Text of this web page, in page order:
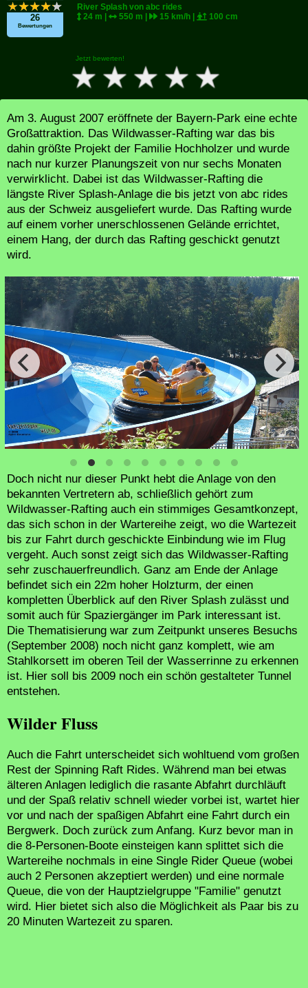
26
Bewertungen
River Splash von abc rides
24 m |
550 m | 15 km/h | 100 cm
Jetzt bewerten!
Am 3. August 2007 eröffnete der Bayern-Park eine echte
Großattraktion. Das Wildwasser-Rafting war das bis
dahin größte Projekt der Familie Hochholzer und wurde
nach nur kurzer Planungszeit von nur sechs Monaten
verwirklicht. Dabei ist das Wildwasser-Rafting die
längste River Splash-Anlage die bis jetzt von abc rides
aus der Schweiz ausgeliefert wurde. Das Rafting wurde
auf einem vorher unerschlossenen Gelände errichtet,
einem Hang, der durch das Rafting geschickt genutzt
wird.
Doch nicht nur dieser Punkt hebt die Anlage von den
bekannten Vertretern ab, schließlich gehört zum
Wildwasser-Rafting auch ein stimmiges Gesamtkonzept,
das sich schon in der Wartereihe zeigt, wo die Wartezeit
bis zur Fahrt durch geschickte Einbindung wie im Flug
vergeht. Auch sonst zeigt sich das Wildwasser-Rafting
sehr zuschauerfreundlich. Ganz am Ende der Anlage
befindet sich ein 22m hoher Holzturm, der einen
kompletten Überblick auf den River Splash zulässt und
somit auch für Spaziergänger im Park interessant ist.
Die Thematisierung war zum Zeitpunkt unseres Besuchs
(September 2008) noch nicht ganz komplett, wie am
Stahlkorsett im oberen Teil der Wasserrinne zu erkennen
ist. Hier soll bis 2009 noch ein schön gestalteter Tunnel
entstehen.
Wilder Fluss
Auch die Fahrt unterscheidet sich wohltuend vom großen
Rest der Spinning Raft Rides. Während man bei etwas
älteren Anlagen lediglich die rasante Abfahrt durchläuft
und der Spaß relativ schnell wieder vorbei ist, wartet hier
vor und nach der spaßigen Abfahrt eine Fahrt durch ein
Bergwerk. Doch zurück zum Anfang. Kurz bevor man in
die 8-Personen-Boote einsteigen kann splittet sich die
Wartereihe nochmals in eine Single Rider Queue (wobei
auch 2 Personen akzeptiert werden) und eine normale
Queue, die von der Hauptzielgruppe "Familie" genutzt
wird. Hier bietet sich also die Möglichkeit als Paar bis zu
20 Minuten Wartezeit zu sparen.